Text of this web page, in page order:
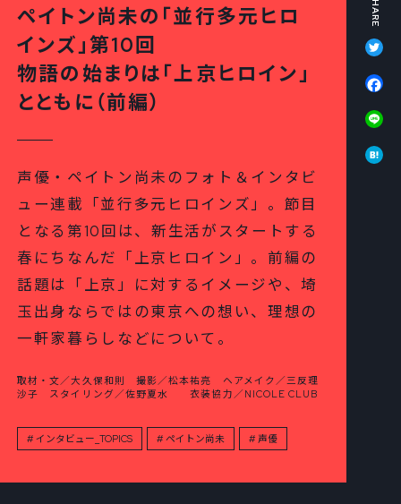
ペイトン尚未の「並行多元ヒロ
インズ」第10回
物語の始まりは「上京ヒロイン」
とともに（前編）
声優・ペイトン尚未のフォト＆インタビ
ュー連載「並行多元ヒロインズ」。節目
となる第10回は、新生活がスタートする
春にちなんだ「上京ヒロイン」。前編の
話題は「上京」に対するイメージや、埼
玉出身ならではの東京への想い、理想の
一軒家暮らしなどについて。
取材・文／大久保和則 撮影／松本祐亮 ヘアメイク／三反理
沙子 スタイリング／佐野夏水 衣装協力／NICOLE CLUB
インタビュー_TOPICS ペイトン尚未 声優